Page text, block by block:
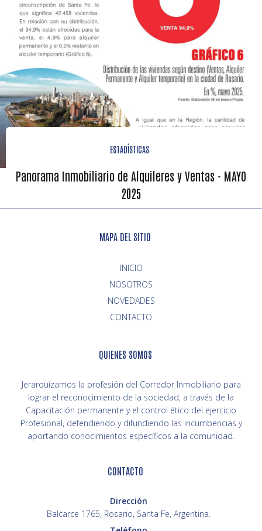
ESTADÍSTICAS
Panorama Inmobiliario de Alquileres y Ventas - MAYO
2025
MAPA DEL SITIO
INICIO
NOVEDADES
CONTACTO
QUIENES SOMOS
Jerarquizamos la profesión del Corredor Inmobiliario para
lograr el reconocimiento de la sociedad, a través de la
Capacitación permanente y el control ético del ejercicio
Profesional, defendiendo y difundiendo las incumbencias y
aportando conocimientos específicos a la comunidad.
CONTACTO
Dirección
Balcarce 1765, Rosario, Santa Fe, Argentina.